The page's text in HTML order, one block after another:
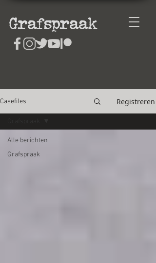
Grafspraak
Casefiles Registreren
Alle berichten
Grafspraak